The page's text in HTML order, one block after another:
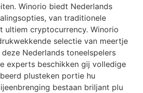
Winorio biedt Nederlands
van traditionele
ultiem cryptocurrency. Winorio
selectie van meertje
Nederlands toneelspelers
experts beschikken gij volledige
plusteken portie hu
bestaan briljant plu